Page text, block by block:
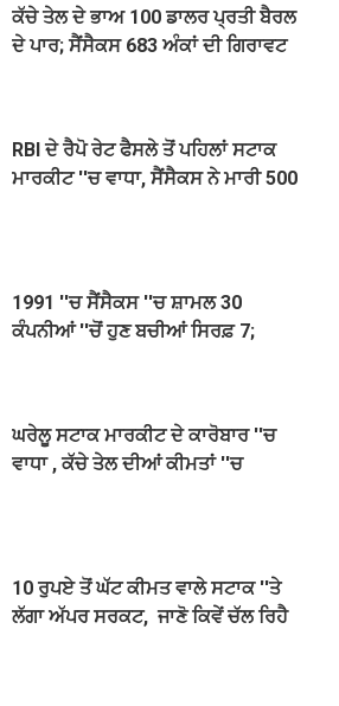
ਕੱਚੇ ਤੇਲ ਦੇ ਭਾਅ 100 ਡਾਲਰ ਪ੍ਰਤੀ ਬੈਰਲ
ਦੇ ਪਾਰ; ਸੈਂਸੈਕਸ 683 ਅੰਕਾਂ ਦੀ ਗਿਰਾਵਟ
RBI ਦੇ ਰੈਪੋ ਰੇਟ ਫੈਸਲੇ ਤੋਂ ਪਹਿਲਾਂ ਸਟਾਕ
ਮਾਰਕੀਟ ''ਚ ਵਾਧਾ, ਸੈਂਸੈਕਸ ਨੇ ਮਾਰੀ 500
1991 ''ਚ ਸੈਂਸੈਕਸ ''ਚ ਸ਼ਾਮਲ 30
ਕੰਪਨੀਆਂ ''ਚੋਂ ਹੁਣ ਬਚੀਆਂ ਸਿਰਫ਼ 7;
ਘਰੇਲੂ ਸਟਾਕ ਮਾਰਕੀਟ ਦੇ ਕਾਰੋਬਾਰ ''ਚ
ਵਾਧਾ , ਕੱਚੇ ਤੇਲ ਦੀਆਂ ਕੀਮਤਾਂ ''ਚ
10 ਰੁਪਏ ਤੋਂ ਘੱਟ ਕੀਮਤ ਵਾਲੇ ਸਟਾਕ ''ਤੇ
ਲੱਗਾ ਅੱਪਰ ਸਰਕਟ, ਜਾਣੋ ਕਿਵੇਂ ਚੱਲ ਰਿਹੈ